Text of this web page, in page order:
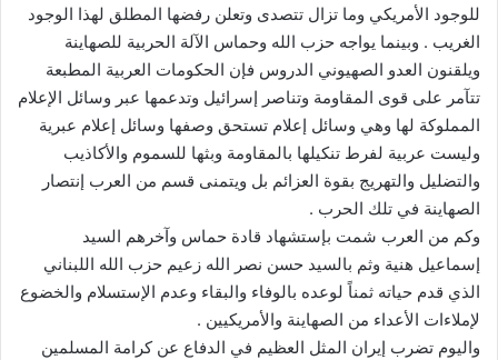
للوجود الأمريكي وما تزال تتصدى وتعلن رفضها المطلق لهذا الوجود
الغريب . وبينما يواجه حزب الله وحماس الآلة الحربية للصهاينة
ويلقنون العدو الصهيوني الدروس فإن الحكومات العربية المطبعة
تتآمر على قوى المقاومة وتناصر إسرائيل وتدعمها عبر وسائل الإعلام
المملوكة لها وهي وسائل إعلام تستحق وصفها وسائل إعلام عبرية
وليست عربية لفرط تنكيلها بالمقاومة وبثها للسموم والأكاذيب
والتضليل والتهريج بقوة العزائم بل ويتمنى قسم من العرب إنتصار
الصهاينة في تلك الحرب .
وكم من العرب شمت بإستشهاد قادة حماس وآخرهم السيد
إسماعيل هنية وثم بالسيد حسن نصر الله زعيم حزب الله اللبناني
الذي قدم حياته ثمناً لوعده بالوفاء والبقاء وعدم الإستسلام والخضوع
لإملاءات الأعداء من الصهاينة والأمريكيين .
واليوم تضرب إيران المثل العظيم في الدفاع عن كرامة المسلمين